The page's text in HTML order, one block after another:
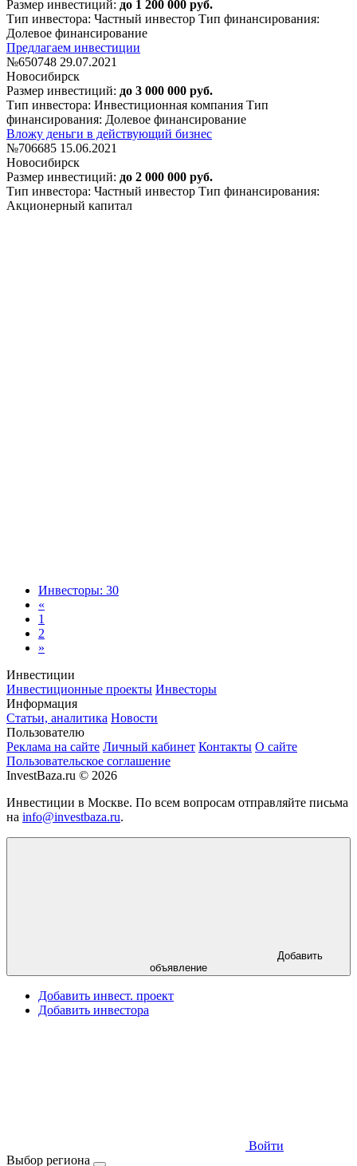
Размер инвестиций: до 1 200 000 руб.
Тип инвестора: Частный инвестор Тип финансирования:
Долевое финансирование
Предлагаем инвестиции
№650748 29.07.2021
Новосибирск
Размер инвестиций: до 3 000 000 руб.
Тип инвестора: Инвестиционная компания Тип
финансирования: Долевое финансирование
Вложу деньги в действующий бизнес
№706685 15.06.2021
Новосибирск
Размер инвестиций: до 2 000 000 руб.
Тип инвестора: Частный инвестор Тип финансирования:
Акционерный капитал
Инвесторы: 30
«
1
2
»
Инвестиции
Инвестиционные проекты Инвесторы
Информация
Статьи, аналитика Новости
Пользователю
Реклама на сайте Личный кабинет Контакты О сайте
Пользовательское соглашение
InvestBaza.ru © 2026
Инвестиции в Москве. По всем вопросам отправляйте письма
на info@investbaza.ru.
Добавить
объявление
Добавить инвест. проект
Добавить инвестора
Войти
Выбор региона